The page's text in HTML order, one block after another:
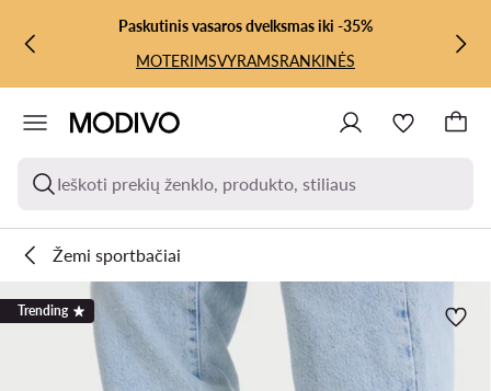
PEREITI PRIE PAGRINDINIO TURINIO
PEREITI Į PAIEŠKĄPaskutinis vasaros dvelksmas iki -35%
MOTERIMSVYRAMSRANKINĖS
Ieškoti prekių ženklo, produkto, stiliaus
Žemi sportbačiai
Trending